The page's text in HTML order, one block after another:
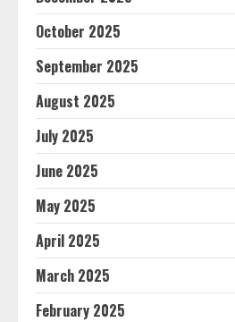
October 2025
September 2025
August 2025
July 2025
June 2025
May 2025
April 2025
March 2025
February 2025